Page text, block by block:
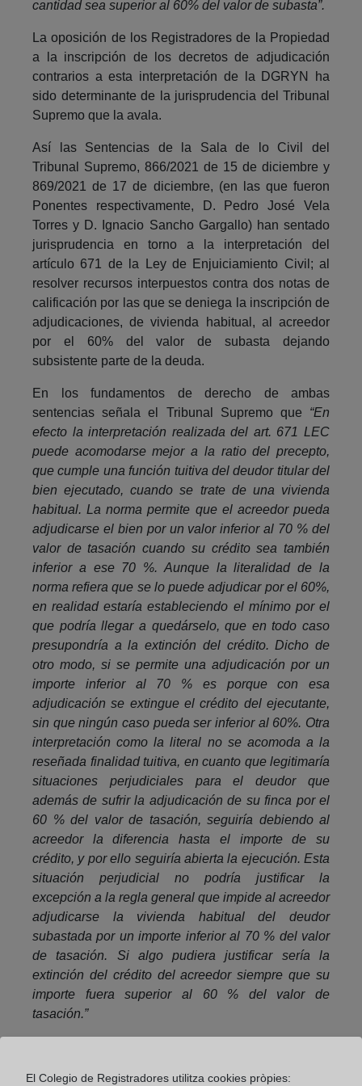
cantidad sea superior al 60% del valor de subasta”.
La oposición de los Registradores de la Propiedad
a la inscripción de los decretos de adjudicación
contrarios a esta interpretación de la DGRYN ha
sido determinante de la jurisprudencia del Tribunal
Supremo que la avala.
Así las Sentencias de la Sala de lo Civil del
Tribunal Supremo, 866/2021 de 15 de diciembre y
869/2021 de 17 de diciembre, (en las que fueron
Ponentes respectivamente, D. Pedro José Vela
Torres y D. Ignacio Sancho Gargallo) han sentado
jurisprudencia en torno a la interpretación del
artículo 671 de la Ley de Enjuiciamiento Civil; al
resolver recursos interpuestos contra dos notas de
calificación por las que se deniega la inscripción de
adjudicaciones, de vivienda habitual, al acreedor
por el 60% del valor de subasta dejando
subsistente parte de la deuda.
En los fundamentos de derecho de ambas
sentencias señala el Tribunal Supremo que “En
efecto la interpretación realizada del art. 671 LEC
puede acomodarse mejor a la ratio del precepto,
que cumple una función tuitiva del deudor titular del
bien ejecutado, cuando se trate de una vivienda
habitual. La norma permite que el acreedor pueda
adjudicarse el bien por un valor inferior al 70 % del
valor de tasación cuando su crédito sea también
inferior a ese 70 %. Aunque la literalidad de la
norma refiera que se lo puede adjudicar por el 60%,
en realidad estaría estableciendo el mínimo por el
que podría llegar a quedárselo, que en todo caso
presupondría a la extinción del crédito. Dicho de
otro modo, si se permite una adjudicación por un
importe inferior al 70 % es porque con esa
adjudicación se extingue el crédito del ejecutante,
sin que ningún caso pueda ser inferior al 60%. Otra
interpretación como la literal no se acomoda a la
reseñada finalidad tuitiva, en cuanto que legitimaría
situaciones perjudiciales para el deudor que
además de sufrir la adjudicación de su finca por el
60 % del valor de tasación, seguiría debiendo al
acreedor la diferencia hasta el importe de su
crédito, y por ello seguiría abierta la ejecución. Esta
situación perjudicial no podría justificar la
excepción a la regla general que impide al acreedor
adjudicarse la vivienda habitual del deudor
subastada por un importe inferior al 70 % del valor
de tasación. Si algo pudiera justificar sería la
extinción del crédito del acreedor siempre que su
importe fuera superior al 60 % del valor de
tasación.”
El Colegio de Registradores utilitza cookies pròpies: